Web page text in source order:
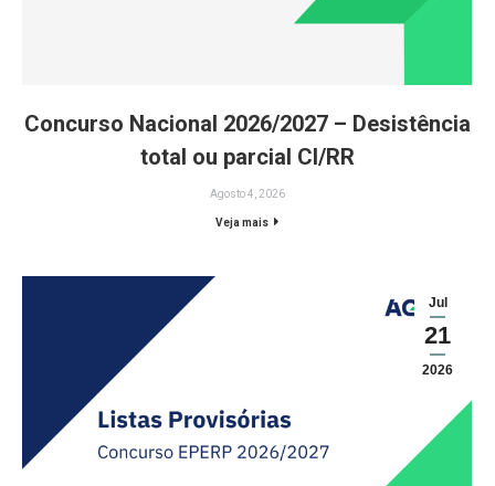
Concurso Nacional 2026/2027 – Desistência
total ou parcial CI/RR
Agosto 4, 2026
Veja mais
Jul
21
2026